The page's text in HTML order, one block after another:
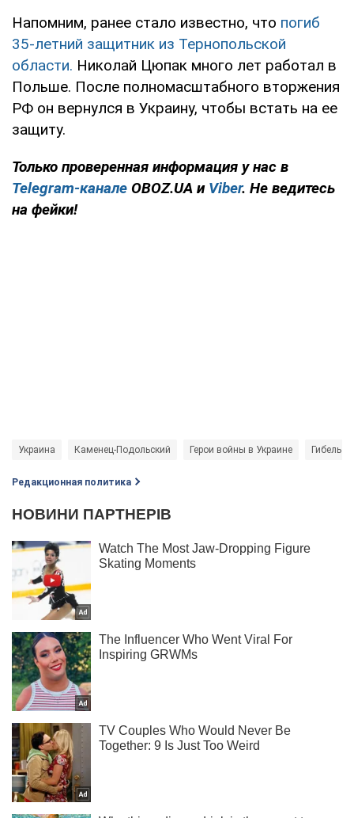
Напомним, ранее стало известно, что погиб
35-летний защитник из Тернопольской
области. Николай Цюпак много лет работал в
Польше. После полномасштабного вторжения
РФ он вернулся в Украину, чтобы встать на ее
защиту.
Только проверенная информация у нас в
Telegram-канале OBOZ.UA и Viber. Не ведитесь
на фейки!
Украина Каменец-Подольский Герои войны в Украине Гибель
Редакционная политика